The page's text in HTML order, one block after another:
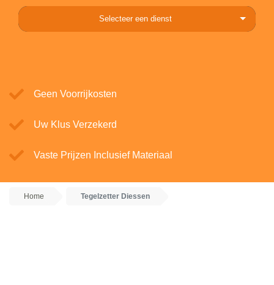
Selecteer een dienst
Geen Voorrijkosten
Uw Klus Verzekerd
Vaste Prijzen Inclusief Materiaal
Home Tegelzetter Diessen